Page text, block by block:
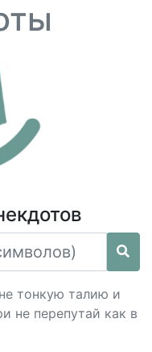
тонкую талию и
не перепутай как в